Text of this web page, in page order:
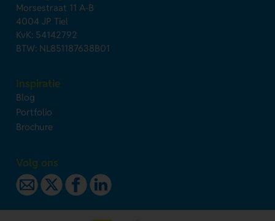
Morsestraat 11 A-B
4004 JP Tiel
KvK: 54142792
BTW: NL851187638B01
Inspiratie
Blog
Portfolio
Brochure
Volg ons